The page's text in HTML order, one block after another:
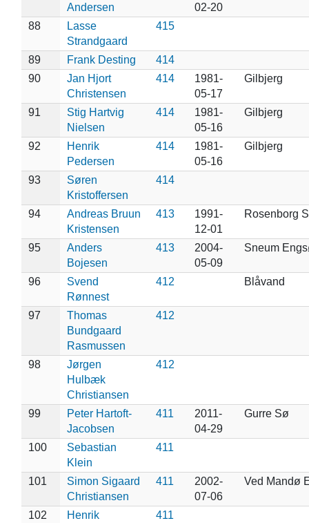
Andersen
02-20
88
Lasse
Strandgaard
415
89 Frank Desting
414
90
Jan Hjort
Christensen
414
1981-
05-17
Gilbjerg
91
Stig Hartvig
Nielsen
414
1981-
05-16
Gilbjerg
92
Henrik
Pedersen
414
1981-
05-16
Gilbjerg
93
Søren
Kristoffersen
414
94
Andreas Bruun
Kristensen
413
1991-
12-01
Rosenborg
95
Anders
Bojesen
413
2004-
05-09
Sneum
96
Svend
Rønnest
412 Blåvand
97
Thomas
Bundgaard
Rasmussen
412
98
Jørgen
Hulbæk
Christiansen
412
99
Peter Hartoft-
Jacobsen
411
2011-
04-29
Gurre Sø
100
Sebastian
Klein
411
101
Simon Sigaard
Christiansen
411
2002-
07-06
Ved Mandø
102
Henrik
411